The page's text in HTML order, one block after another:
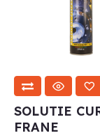
SOLUTIE
FRANE